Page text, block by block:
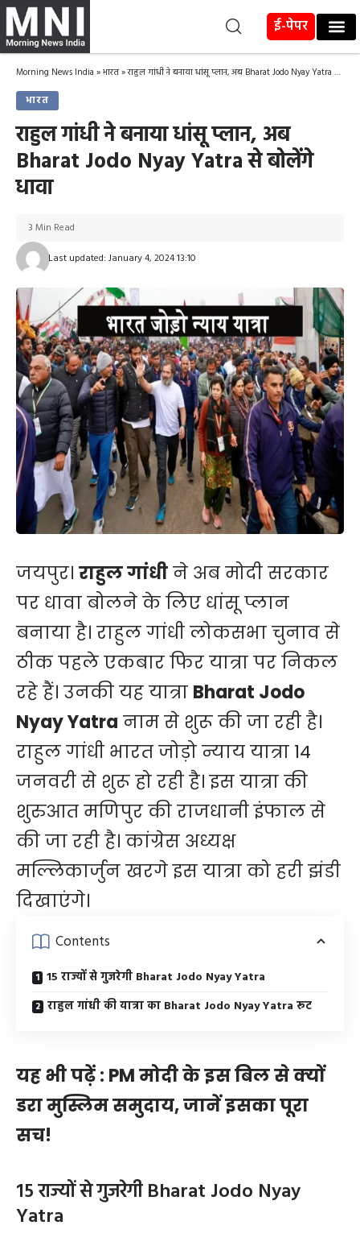
ई-पेपर
Morning News India »भारत»राहुल गांधी ने बनाया धांसू प्लान, अब Bharat Jodo Nyay Yatra से बोलेंगे धावा
भारत
राहुल गांधी ने बनाया धांसू प्लान, अब
Bharat Jodo Nyay Yatra से बोलेंगे
धावा
Last updated: January 4, 2024 13:10
3 Min Read
जयपुर। राहुल गांधीने अब मोदी सरकार
पर धावा बोलने के लिए धांसू प्लान
बनाया है। राहुल गांधी लोकसभा चुनाव से
ठीक पहले एकबार फिर यात्रा पर निकल
रहे हैं। उनकी यह यात्रा Bharat Jodo
Nyay Yatra नाम से शुरू की जा रही है।
राहुल गांधी भारत जोड़ो न्याय यात्रा 14
जनवरी से शुरू हो रही है। इस यात्रा की
शुरुआत मणिपुर की राजधानी इंफाल से
की जा रही है। कांग्रेस अध्यक्ष
मल्लिकार्जुन खरगे इस यात्रा को हरी झंडी
दिखाएंगे।
Contents
15 राज्यों से गुजरेगी Bharat Jodo Nyay Yatra
राहुल गांधी की यात्रा का Bharat Jodo Nyay Yatra रूट
यह भी पढ़ें : PM मोदी के इस बिल से क्यों
डरा मुस्लिम समुदाय, जानें इसका पूरा
सच!
15 राज्यों से गुजरेगी Bharat Jodo Nyay
Yatra